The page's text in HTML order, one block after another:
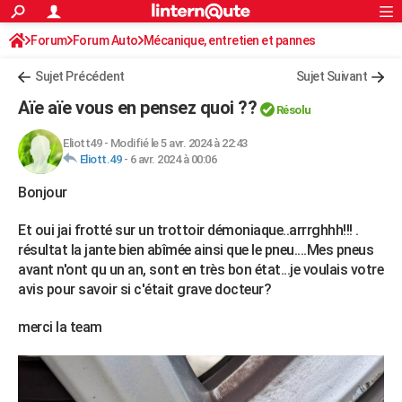
ACTUALITÉS
Politique
Société
Faits Divers
Education
Monde
Villes
+
FINANCE
Retraite
Impôts
Epargne
Immobilier
Risques naturels par ville
Banque
Assurance
Crédit
AUTO
Essais
Réserver un essai
Citadines
Berlines
SUV
Forum auto
+HIGH-TECH
Mobiles
Meilleur smartphone
Internet
Ordinateurs
Jeux vidéo
Guide high-tech
+BRICOLAGE
Forum
Aménagement intérieur
Extérieur
Cuisine
Salle de bains
Jardinage
Rangement
WEEK-END
Alimentation
Guide de la santé
Maladies
Médicaments
Sommeil
Rechercher
S'inscrire
Connexion
Forum Forum Auto Mécanique, entretien et pannes
Sujet Précédent Sujet Suivant
Aïe aïe vous en pensez quoi ?? Résolu
Eliott49- Modifié le 5 avr. 2024 à 22:43
Eliott.49- 6 avr. 2024 à 00:06
Bonjour
Et oui jai frotté sur un trottoir démoniaque..arrrghhh!!! .
résultat la jante bien abîmée ainsi que le pneu....Mes pneus
avant n'ont qu un an, sont en très bon état...je voulais votre
avis pour savoir si c'était grave docteur?
merci la team